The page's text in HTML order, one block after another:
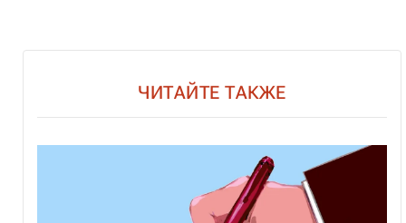
ЧИТАЙТЕ ТАКЖЕ